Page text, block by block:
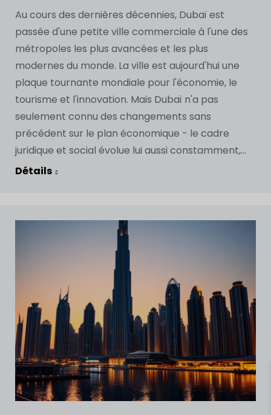
Au cours des dernières décennies, Dubaï est
passée d'une petite ville commerciale à l'une des
métropoles les plus avancées et les plus
modernes du monde. La ville est aujourd'hui une
plaque tournante mondiale pour l'économie, le
tourisme et l'innovation. Mais Dubaï n'a pas
seulement connu des changements sans
précédent sur le plan économique - le cadre
juridique et social évolue lui aussi constamment,...
Détails